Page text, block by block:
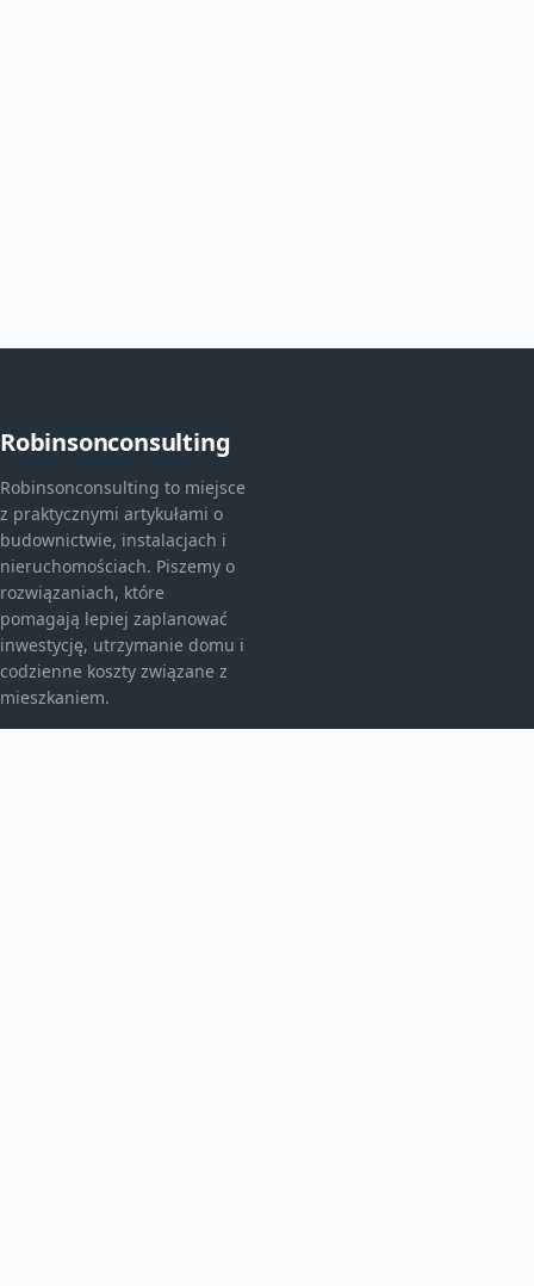
Robinsonconsulting
Robinsonconsulting to miejsce
z praktycznymi artykułami o
budownictwie, instalacjach i
nieruchomościach. Piszemy o
rozwiązaniach, które
pomagają lepiej zaplanować
inwestycję, utrzymanie domu i
codzienne koszty związane z
mieszkaniem.